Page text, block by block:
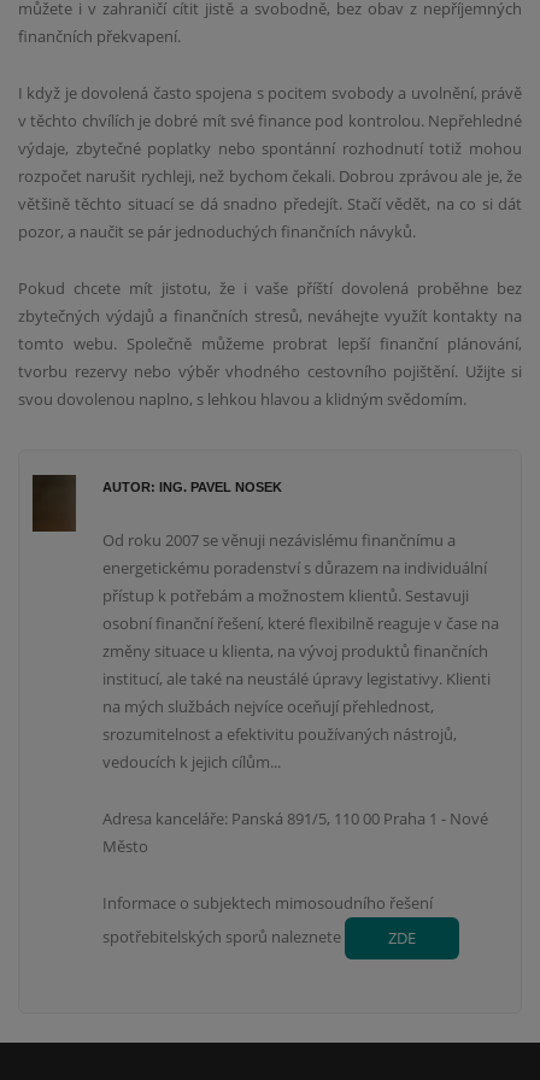
můžete i v zahraničí cítit jistě a svobodně, bez obav z nepříjemných
finančních překvapení.
I když je dovolená často spojena s pocitem svobody a uvolnění, právě
v těchto chvílích je dobré mít své finance pod kontrolou. Nepřehledné
výdaje, zbytečné poplatky nebo spontánní rozhodnutí totiž mohou
rozpočet narušit rychleji, než bychom čekali. Dobrou zprávou ale je, že
většině těchto situací se dá snadno předejít. Stačí vědět, na co si dát
pozor, a naučit se pár jednoduchých finančních návyků.
Pokud chcete mít jistotu, že i vaše příští dovolená proběhne bez
zbytečných výdajů a finančních stresů, neváhejte využít kontakty na
tomto webu. Společně můžeme probrat lepší finanční plánování,
tvorbu rezervy nebo výběr vhodného cestovního pojištění. Užijte si
svou dovolenou naplno, s lehkou hlavou a klidným svědomím.
AUTOR: ING. PAVEL NOSEK
Od roku 2007 se věnuji nezávislému finančnímu a
energetickému poradenství s důrazem na individuální
přístup k potřebám a možnostem klientů. Sestavuji
osobní finanční řešení, které flexibilně reaguje v čase na
změny situace u klienta, na vývoj produktů finančních
institucí, ale také na neustálé úpravy legistativy. Klienti
na mých službách nejvíce oceňují přehlednost,
srozumitelnost a efektivitu používaných nástrojů,
vedoucích k jejich cílům...
Adresa kanceláře: Panská 891/5, 110 00 Praha 1 - Nové
Město
Informace o subjektech mimosoudního řešení
spotřebitelských sporů naleznete
ZDE